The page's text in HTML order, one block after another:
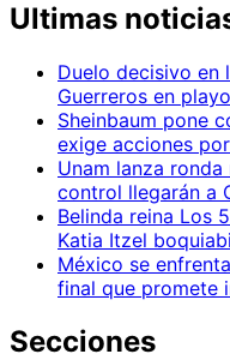
Ultimas
Duelo decisivo en
Guerreros en
Sheinbaum pone
exige acciones
Unam lanza ronda
control llegarán a
Belinda reina Los
Katia Itzel
México se
final que promete
Secciones